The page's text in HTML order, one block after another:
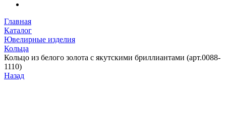
Главная
Каталог
Ювелирные изделия
Кольца
Кольцо из белого золота с якутскими бриллиантами (арт.0088-
1110)
Назад